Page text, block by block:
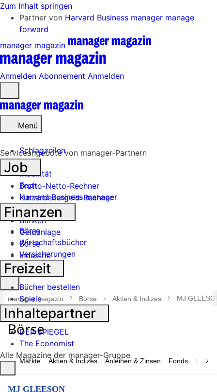
Zum Inhalt springen
Partner von Harvard Business manager manage
forward
manager magazin
Anmelden Abonnement Anmelden
öffnen
Menü
Schlagzeilen
Mobilität
Tech
Harvard Business manager
Handel
Banken
Geldanlage
Börse
Industrie
Suche
öffnen
manager magazin Börse Aktien & Indizes MJ
Märkte Aktien & Indizes Anleihen & Zinsen Fonds
MJ GLEESON
Serviceangebote von manager-Partnern
Job
Brutto-Netto-Rechner
Kurzarbeitergeld-Rechner
Finanzen
Börse
Wirtschaftsbücher
Versicherungen
Freizeit
Bücher bestellen
Spiele
Inhaltepartner
DER SPIEGEL
The Economist
Alle Magazine der manager-Gruppe